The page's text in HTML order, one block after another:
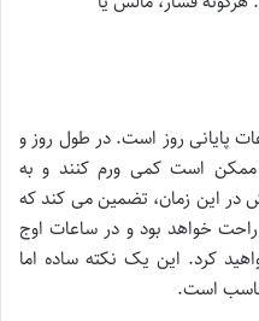
پایانی روز است. در طول روز و
ممکن است کمی ورم کنند و به
در این زمان، تضمین می کند که
خواهد بود و در ساعات اوج
کرد. این یک نکته ساده اما
است.